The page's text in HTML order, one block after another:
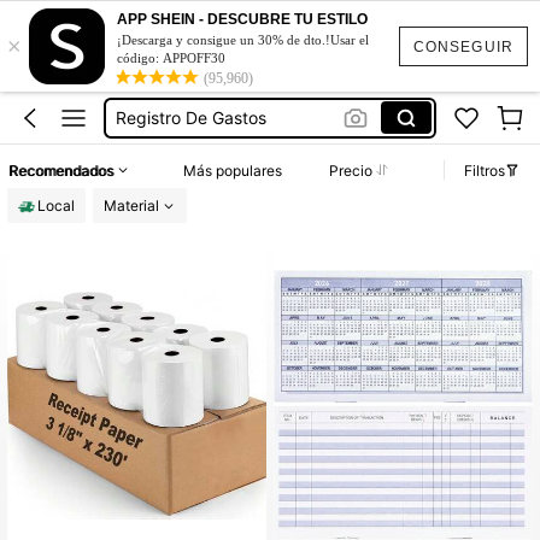
CONSEGUIR
×
APP SHEIN - DESCUBRE TU ESTILO
¡Descarga y consigue un 30% de dto.!Usar el
código: APPOFF30
(95,960)
Rollo De Impresora
Caja Registradora Para Negocio
Registro De Gastos
Recomendados Más populares Precio
Filtros
Local
Material